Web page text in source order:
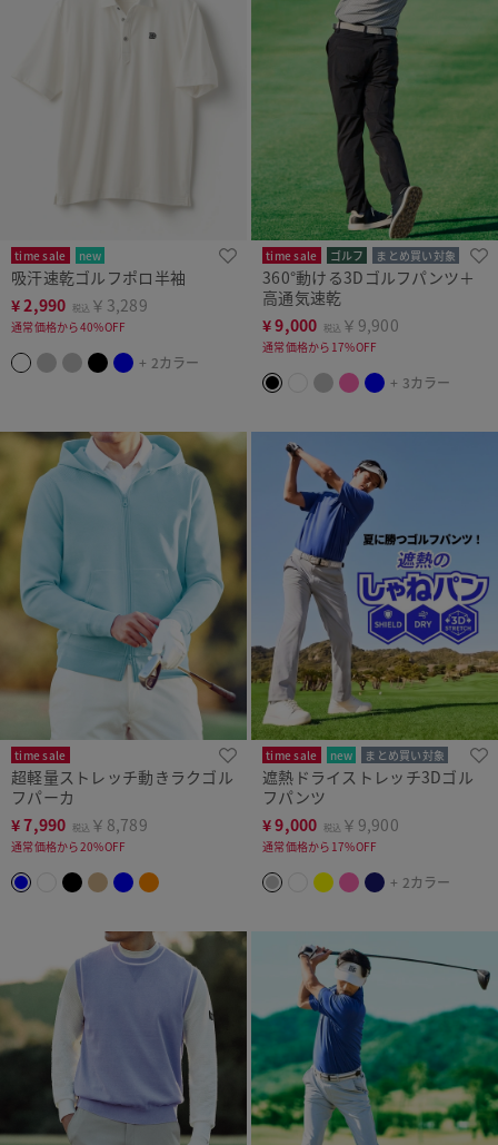
time sale new
吸汗速乾ゴルフポロ半袖
¥2,990 税込 ￥3,289
通常価格から40%OFF
+ 2カラー
time sale ゴルフ まとめ買い対象
360°動ける3Dゴルフパンツ＋
高通気速乾
¥9,000 税込 ￥9,900
通常価格から17%OFF
+ 3カラー
time sale
超軽量ストレッチ動きラクゴル
フパーカ
¥7,990 税込 ￥8,789
通常価格から20%OFF
time sale new まとめ買い対象
遮熱ドライストレッチ3Dゴル
フパンツ
¥9,000 税込 ￥9,900
通常価格から17%OFF
+ 2カラー